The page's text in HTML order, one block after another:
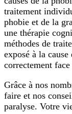
traitement
phobie et de la
une thérapie
méthodes de
exposé à la
correctement
Grâce à nos
faire et nos
paralyse. Votre